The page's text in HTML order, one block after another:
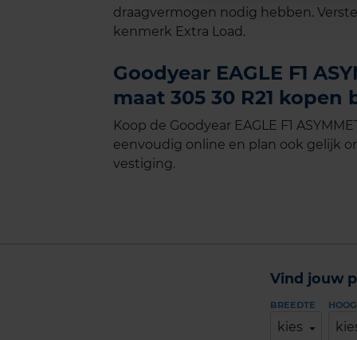
draagvermogen nodig hebben.
kenmerk Extra Load.
Goodyear EAGLE F1
maat 305 30 R21 kopen
Koop de Goodyear EAGLE F1
eenvoudig online en plan ook gelijk
vestiging.
Vind jouw
BREEDTE
kies